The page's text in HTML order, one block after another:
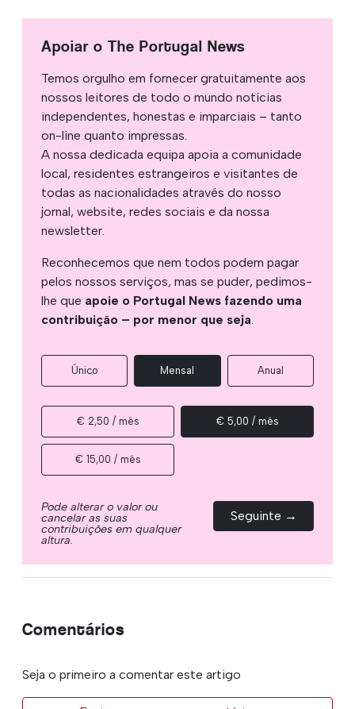
Apoiar o The Portugal News
Temos orgulho em fornecer gratuitamente aos
nossos leitores de todo o mundo notícias
independentes, honestas e imparciais – tanto
on-line quanto impressas.
A nossa dedicada equipa apoia a comunidade
local, residentes estrangeiros e visitantes de
todas as nacionalidades através do nosso
jornal, website, redes sociais e da nossa
newsletter.
Reconhecemos que nem todos podem pagar
pelos nossos serviços, mas se puder, pedimos-
lhe que apoie o Portugal News fazendo uma
contribuição – por menor que seja.
Único Mensal Anual
€ 2,50 / mês € 5,00 / mês
€ 15,00 / mês
Pode alterar o valor ou
cancelar as suas
contribuições em qualquer
altura.
Seguinte →
Comentários
Seja o primeiro a comentar este artigo